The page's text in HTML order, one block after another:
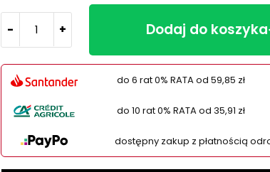
- + Dodaj do koszyka
do 6 rat 0% RATA od 59,85 zł
do 10 rat 0% RATA od 35,91 zł
dostępny zakup z płatnością